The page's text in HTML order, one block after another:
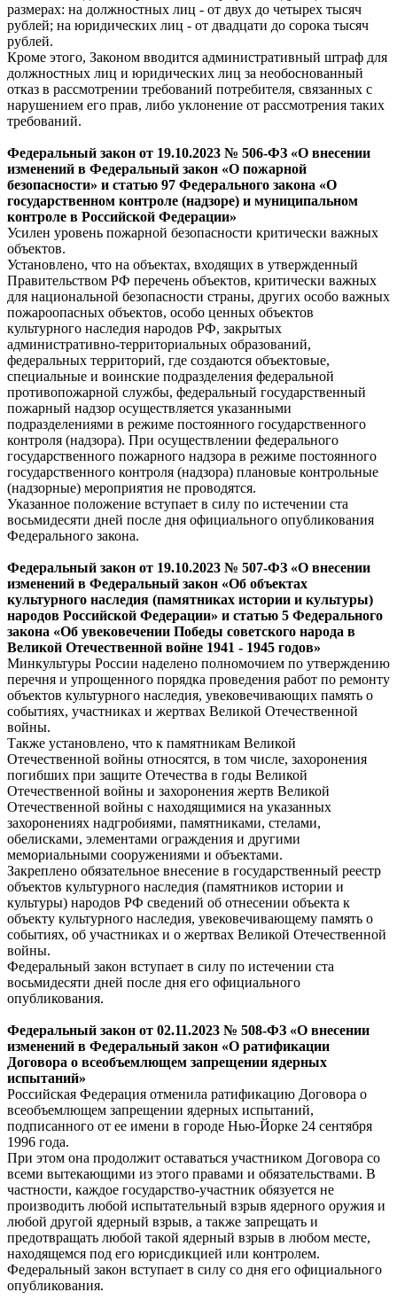
размерах: на должностных лиц - от двух до четырех тысяч
рублей; на юридических лиц - от двадцати до сорока тысяч
рублей.
Кроме этого, Законом вводится административный штраф для
должностных лиц и юридических лиц за необоснованный
отказ в рассмотрении требований потребителя, связанных с
нарушением его прав, либо уклонение от рассмотрения таких
требований.
Федеральный закон от 19.10.2023 № 506-ФЗ «О внесении
изменений в Федеральный закон «О пожарной
безопасности» и статью 97 Федерального закона «О
государственном контроле (надзоре) и муниципальном
контроле в Российской Федерации»
Усилен уровень пожарной безопасности критически важных
объектов.
Установлено, что на объектах, входящих в утвержденный
Правительством РФ перечень объектов, критически важных
для национальной безопасности страны, других особо важных
пожароопасных объектов, особо ценных объектов
культурного наследия народов РФ, закрытых
административно-территориальных образований,
федеральных территорий, где создаются объектовые,
специальные и воинские подразделения федеральной
противопожарной службы, федеральный государственный
пожарный надзор осуществляется указанными
подразделениями в режиме постоянного государственного
контроля (надзора). При осуществлении федерального
государственного пожарного надзора в режиме постоянного
государственного контроля (надзора) плановые контрольные
(надзорные) мероприятия не проводятся.
Указанное положение вступает в силу по истечении ста
восьмидесяти дней после дня официального опубликования
Федерального закона.
Федеральный закон от 19.10.2023 № 507-ФЗ «О внесении
изменений в Федеральный закон «Об объектах
культурного наследия (памятниках истории и культуры)
народов Российской Федерации» и статью 5 Федерального
закона «Об увековечении Победы советского народа в
Великой Отечественной войне 1941 - 1945 годов»
Минкультуры России наделено полномочием по утверждению
перечня и упрощенного порядка проведения работ по ремонту
объектов культурного наследия, увековечивающих память о
событиях, участниках и жертвах Великой Отечественной
войны.
Также установлено, что к памятникам Великой
Отечественной войны относятся, в том числе, захоронения
погибших при защите Отечества в годы Великой
Отечественной войны и захоронения жертв Великой
Отечественной войны с находящимися на указанных
захоронениях надгробиями, памятниками, стелами,
обелисками, элементами ограждения и другими
мемориальными сооружениями и объектами.
Закреплено обязательное внесение в государственный реестр
объектов культурного наследия (памятников истории и
культуры) народов РФ сведений об отнесении объекта к
объекту культурного наследия, увековечивающему память о
событиях, об участниках и о жертвах Великой Отечественной
войны.
Федеральный закон вступает в силу по истечении ста
восьмидесяти дней после дня его официального
опубликования.
Федеральный закон от 02.11.2023 № 508-ФЗ «О внесении
изменений в Федеральный закон «О ратификации
Договора о всеобъемлющем запрещении ядерных
испытаний»
Российская Федерация отменила ратификацию Договора о
всеобъемлющем запрещении ядерных испытаний,
подписанного от ее имени в городе Нью-Йорке 24 сентября
1996 года.
При этом она продолжит оставаться участником Договора со
всеми вытекающими из этого правами и обязательствами. В
частности, каждое государство-участник обязуется не
производить любой испытательный взрыв ядерного оружия и
любой другой ядерный взрыв, а также запрещать и
предотвращать любой такой ядерный взрыв в любом месте,
находящемся под его юрисдикцией или контролем.
Федеральный закон вступает в силу со дня его официального
опубликования.